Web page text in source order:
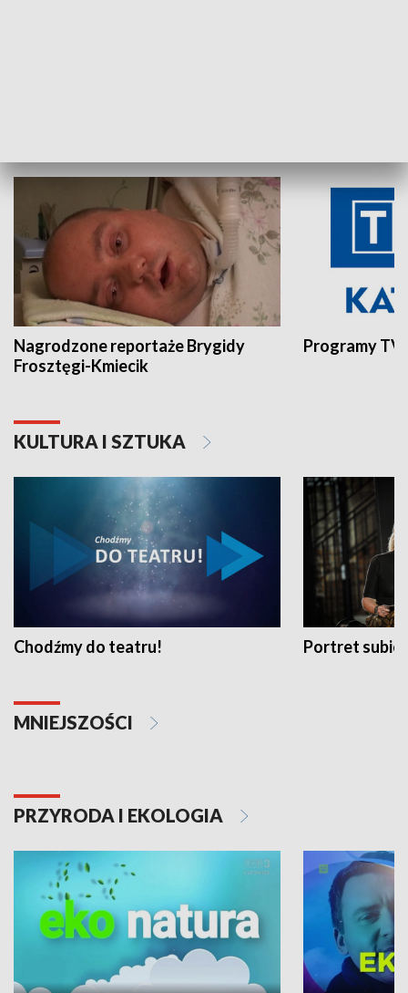
Nagrodzone reportaże Brygidy
Frosztęgi-Kmiecik
Programy
KULTURA I SZTUKA
Chodźmy do teatru! Portret
MNIEJSZOŚCI
PRZYRODA I EKOLOGIA